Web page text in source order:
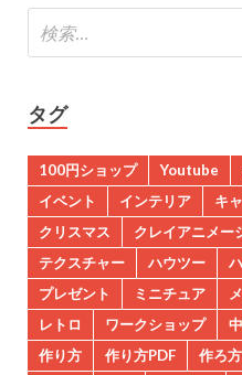
タグ
100円ショップ Youtube
イベント
インテリア キ
クリスマス
クレイアニメー
テクスチャー
ハウツー
プレゼント
ミニチュア
レトロ
ワークショップ
作り方
作り方PDF 作ろ